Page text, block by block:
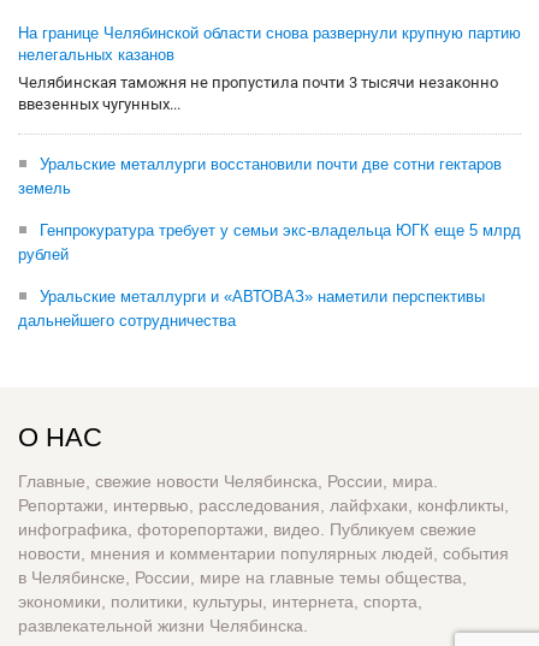
На границе Челябинской области снова развернули крупную партию
нелегальных казанов
Челябинская таможня не пропустила почти 3 тысячи незаконно
ввезенных чугунных...
Уральские металлурги восстановили почти две сотни гектаров
земель
Генпрокуратура требует у семьи экс-владельца ЮГК еще 5 млрд
рублей
Уральские металлурги и «АВТОВАЗ» наметили перспективы
дальнейшего сотрудничества
О НАС
Главные, свежие новости Челябинска, России, мира.
Репортажи, интервью, расследования, лайфхаки, конфликты,
инфографика, фоторепортажи, видео. Публикуем свежие
новости, мнения и комментарии популярных людей, события
в Челябинске, России, мире на главные темы общества,
экономики, политики, культуры, интернета, спорта,
развлекательной жизни Челябинска.